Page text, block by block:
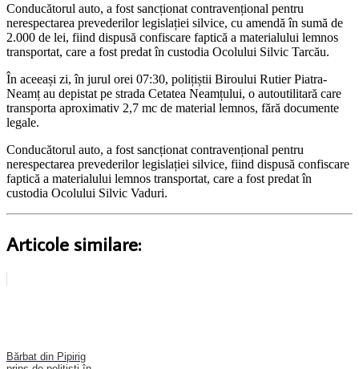
Conducătorul auto, a fost sancționat contravențional pentru
nerespectarea prevederilor legislației silvice, cu amendă în sumă de
2.000 de lei, fiind dispusă confiscare faptică a materialului lemnos
transportat, care a fost predat în custodia Ocolului Silvic Tarcău.
În aceeași zi, în jurul orei 07:30, polițiștii Biroului Rutier Piatra-
Neamț au depistat pe strada Cetatea Neamțului, o autoutilitară care
transporta aproximativ 2,7 mc de material lemnos, fără documente
legale.
Conducătorul auto, a fost sancționat contravențional pentru
nerespectarea prevederilor legislației silvice, fiind dispusă confiscare
faptică a materialului lemnos transportat, care a fost predat în
custodia Ocolului Silvic Vaduri.
Articole similare:
Bărbat din Pipirig